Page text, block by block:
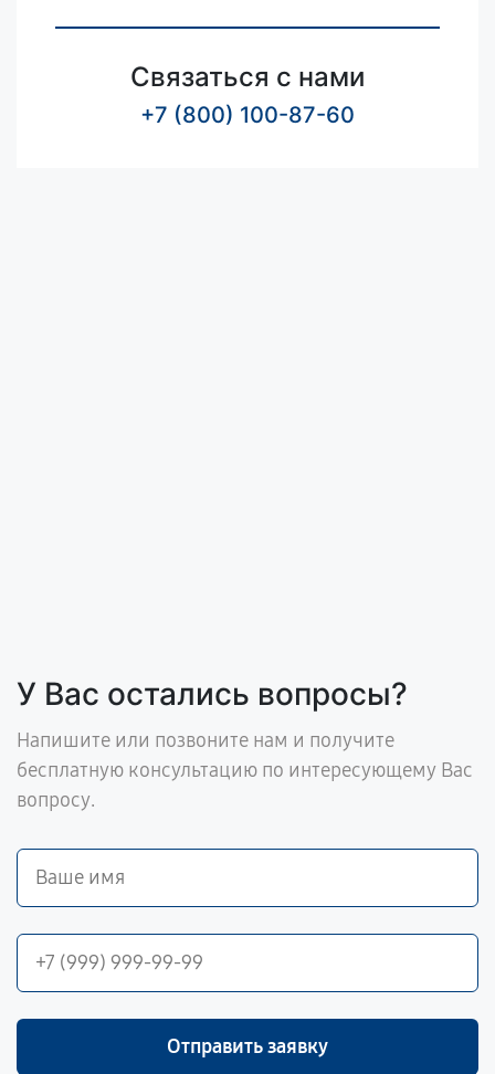
Связаться с нами
+7 (800) 100-87-60
У Вас остались вопросы?
Напишите или позвоните нам и получите
бесплатную консультацию по интересующему Вас
вопросу.
Отправить заявку